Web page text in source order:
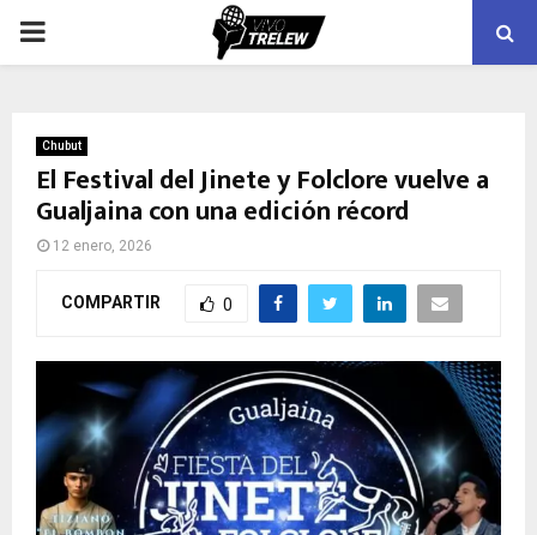
PRIMARY
Chubut
El Festival del Jinete y Folclore vuelve a
Gualjaina con una edición récord
12 enero, 2026
COMPARTIR 0